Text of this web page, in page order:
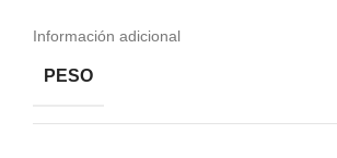
Información adicional
PESO